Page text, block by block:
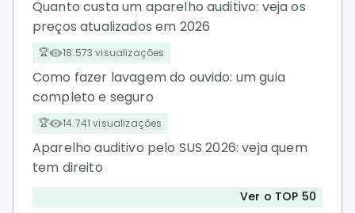
Quanto custa um aparelho auditivo: veja os
preços atualizados em 2026
18.573 visualizações
Como fazer lavagem do ouvido: um guia
completo e seguro
14.741 visualizações
Aparelho auditivo pelo SUS 2026: veja quem
tem direito
Ver o TOP 50